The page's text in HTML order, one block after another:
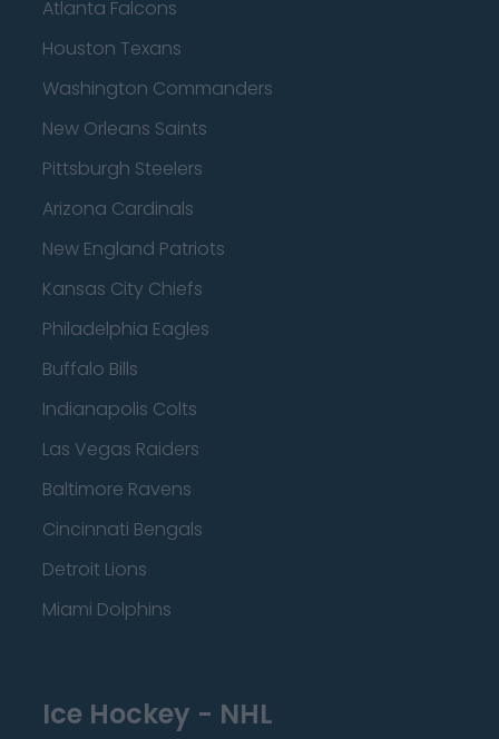
Atlanta Falcons
Houston Texans
Washington Commanders
New Orleans Saints
Pittsburgh Steelers
Arizona Cardinals
New England Patriots
Kansas City Chiefs
Philadelphia Eagles
Buffalo Bills
Indianapolis Colts
Las Vegas Raiders
Baltimore Ravens
Cincinnati Bengals
Detroit Lions
Miami Dolphins
Ice Hockey - NHL